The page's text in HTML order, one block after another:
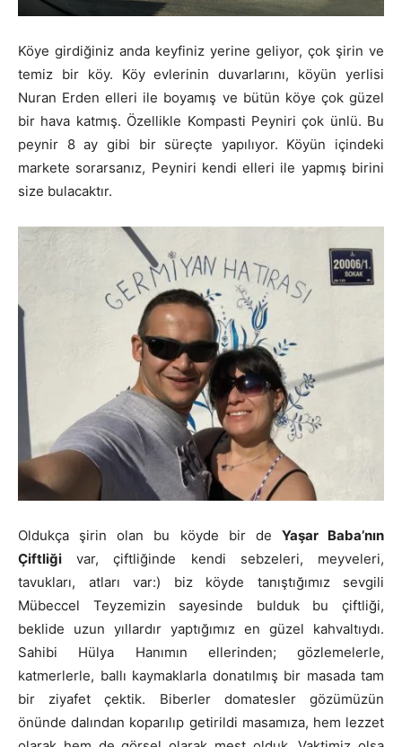
Köye girdiğiniz anda keyfiniz yerine geliyor, çok şirin ve
temiz bir köy. Köy evlerinin duvarlarını, köyün yerlisi
Nuran Erden elleri ile boyamış ve bütün köye çok güzel
bir hava katmış. Özellikle Kompasti Peyniri çok ünlü. Bu
peynir 8 ay gibi bir süreçte yapılıyor. Köyün içindeki
markete sorarsanız, Peyniri kendi elleri ile yapmış birini
size bulacaktır.
Oldukça şirin olan bu köyde bir de Yaşar Baba’nın
Çiftliği var, çiftliğinde kendi sebzeleri, meyveleri,
tavukları, atları var:) biz köyde tanıştığımız sevgili
Mübeccel Teyzemizin sayesinde bulduk bu çiftliği,
beklide uzun yıllardır yaptığımız en güzel kahvaltıydı.
Sahibi Hülya Hanımın ellerinden; gözlemelerle,
katmerlerle, ballı kaymaklarla donatılmış bir masada tam
bir ziyafet çektik. Biberler domatesler gözümüzün
önünde dalından koparılıp getirildi masamıza, hem lezzet